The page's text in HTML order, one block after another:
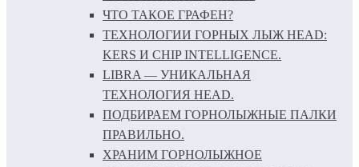
ЧТО ТАКОЕ ГРАФЕН?
ТЕХНОЛОГИИ ГОРНЫХ ЛЫЖ HEAD:
KERS И CHIP INTELLIGENCE.
LIBRA — УНИКАЛЬНАЯ
ТЕХНОЛОГИЯ HEAD.
ПОДБИРАЕМ ГОРНОЛЫЖНЫЕ ПАЛКИ
ПРАВИЛЬНО.
ХРАНИМ ГОРНОЛЫЖНОЕ